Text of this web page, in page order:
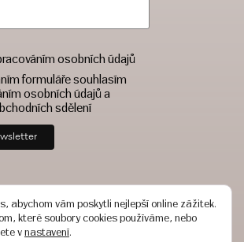
osobních údajů
formuláře souhlasím
osobních údajů a
sdělení
abychom vám poskytli nejlepší online zážitek.
které soubory cookies používáme, nebo
vnastavení.